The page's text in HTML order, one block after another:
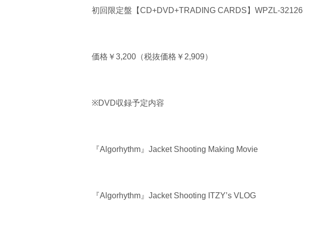
初回限定盤【CD+DVD+TRADING CARDS】WPZL-32126
価格￥3,200（税抜価格￥2,909）
※DVD収録予定内容
『Algorhythm』Jacket Shooting Making Movie
『Algorhythm』Jacket Shooting ITZY’s VLOG